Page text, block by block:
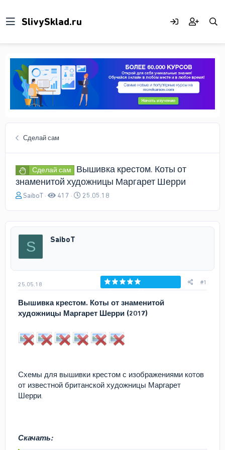
Сделай сам
Сделай сам
Вышивка крестом. Коты от
знаменитой художницы Маргарет Шерри
А
о
р
ы
SaiboT 417
Д
а
л
25.05.18
S SaiboT
25.05.18
Голосов: 0
#1
Вышивка крестом. Коты от знаменитой
художницы Маргарет Шерри (2017)
Схемы для вышивки крестом с изображениями котов
от известной британской художницы Маргарет
Шерри.
Скачать: